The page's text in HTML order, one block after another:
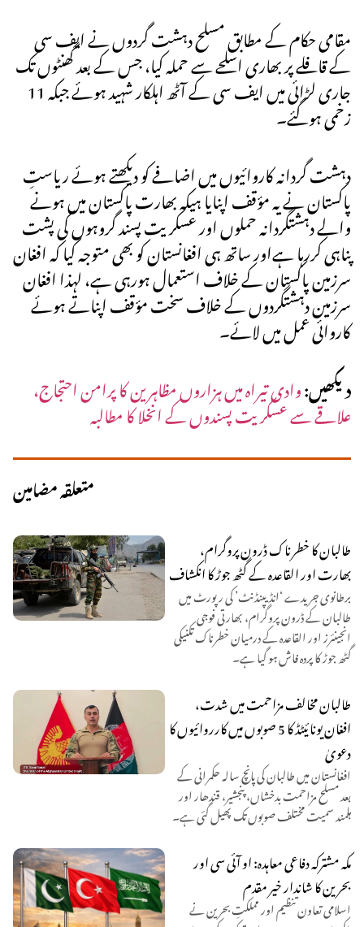
مقامی حکام کے مطابق مسلح دہشت گردوں نے ایف سی
کے قافلے پر بھاری اسلحے سے حملہ کیا، جس کے بعد گھنٹوں تک
جاری لڑائی میں ایف سی کے آٹھ اہلکار شہید ہوئے جبکہ 11
زخمی ہوگئے۔
دہشت گردانہ کاروائیوں میں اضافے کو دیکھتے ہوئے ریاستِ
پاکستان نے یہ مؤقف اپنایا ہیکہ بھارت پاکستان میں ہونے
والے دہشتگردانہ حملوں اور عسکریت پسند گروہوں کی پشت
پناہی کررہا ہےاور ساتھ ہی افغانستان کو بھی متوجہ کیا کہ افغان
سرزمین پاکستان کے خلاف استعمال ہورہی ہے، لہذا افغان
سرزمین دہشتگردوں کے خلاف سخت مؤقف اپناتے ہوئے
کاروائی عمل میں لائے۔
دیکھیں:وادی تیراہ میں ہزاروں مظاہرین کا پرامن احتجاج،
علاقے سے عسکریت پسندوں کے انخلا کا مطالبہ
متعلقہ مضامین
طالبان کا خطرناک ڈرون پروگرام،
بھارت اور القاعدہ کے گٹھ جوڑ کا انکشاف
برطانوی جریدے ‘انڈیپنڈنٹ’ کی رپورٹ میں
طالبان کے ڈرون پروگرام، بھارتی فوجی
انجینئرز اور القاعدہ کے درمیان خطرناک تکنیکی
گٹھ جوڑ کا پردہ فاش ہو گیا ہے۔
طالبان مخالف مزاحمت میں شدت،
افغان یونائیٹڈ کا 5 صوبوں میں کارروائیوں کا
دعویٰ
افغانستان میں طالبان کی پانچ سالہ حکمرانی کے
بعد مسلح مزاحمت بدخشاں، پنجشیر، قندھار اور
ہلمند سمیت مختلف صوبوں تک پھیل گئی ہے۔
مکہ مشترکہ دفاعی معاہدہ: او آئی سی اور
بحرین کا شاندار خیر مقدم
اسلامی تعاون تنظیم اور مملکتِ بحرین نے